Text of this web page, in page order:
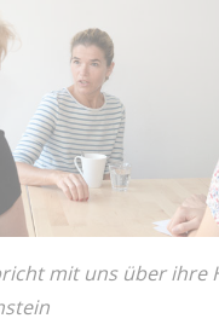
mit uns über ihre